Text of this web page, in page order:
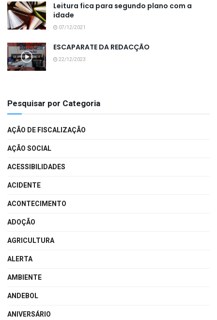
Leitura fica para segundo plano com a
idade
07/12/2021
ESCAPARATE DA REDACÇÃO
22/12/2023
Pesquisar por Categoria
AÇÃO DE FISCALIZAÇÃO
AÇÃO SOCIAL
ACESSIBILIDADES
ACIDENTE
ACONTECIMENTO
ADOÇÃO
AGRICULTURA
ALERTA
AMBIENTE
ANDEBOL
ANIVERSÁRIO